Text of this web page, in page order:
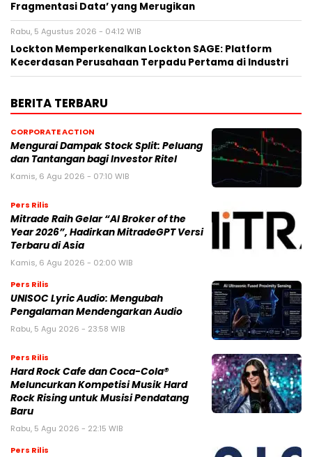
Fragmentasi Data’ yang Merugikan
Rabu, 5 Agustus 2026 - 04:12 WIB
Lockton Memperkenalkan Lockton SAGE: Platform
Kecerdasan Perusahaan Terpadu Pertama di Industri
BERITA TERBARU
CORPORATE ACTION
Mengurai Dampak Stock Split: Peluang
dan Tantangan bagi Investor Ritel
Kamis, 6 Agu 2026 - 07:10 WIB
Pers Rilis
Mitrade Raih Gelar “AI Broker of the
Year 2026”, Hadirkan MitradeGPT Versi
Terbaru di Asia
Kamis, 6 Agu 2026 - 02:00 WIB
Pers Rilis
UNISOC Lyric Audio: Mengubah
Pengalaman Mendengarkan Audio
Rabu, 5 Agu 2026 - 23:58 WIB
Pers Rilis
Hard Rock Cafe dan Coca-Cola®
Meluncurkan Kompetisi Musik Hard
Rock Rising untuk Musisi Pendatang
Baru
Rabu, 5 Agu 2026 - 22:15 WIB
Pers Rilis